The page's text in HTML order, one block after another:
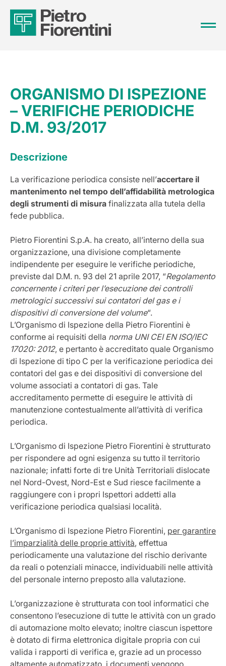
ORGANISMO DI ISPEZIONE
– VERIFICHE PERIODICHE
D.M. 93/2017
Descrizione
La verificazione periodica consiste nell’accertare il
mantenimento nel tempo dell’affidabilità metrologica
degli strumenti di misura finalizzata alla tutela della
fede pubblica.
Pietro Fiorentini S.p.A. ha creato, all’interno della sua
organizzazione, una divisione completamente
indipendente per eseguire le verifiche periodiche,
previste dal D.M. n. 93 del 21 aprile 2017, “Regolamento
concernente i criteri per l’esecuzione dei controlli
metrologici successivi sui contatori del gas e i
dispositivi di conversione del volume“.
L’Organismo di Ispezione della Pietro Fiorentini è
conforme ai requisiti della norma UNI CEI EN ISO/IEC
17020: 2012, e pertanto è accreditato quale Organismo
di Ispezione di tipo C per la verificazione periodica dei
contatori del gas e dei dispositivi di conversione del
volume associati a contatori di gas. Tale
accreditamento permette di eseguire le attività di
manutenzione contestualmente all’attività di verifica
periodica.
L’Organismo di Ispezione Pietro Fiorentini è strutturato
per rispondere ad ogni esigenza su tutto il territorio
nazionale; infatti forte di tre Unità Territoriali dislocate
nel Nord-Ovest, Nord-Est e Sud riesce facilmente a
raggiungere con i propri Ispettori addetti alla
verificazione periodica qualsiasi località.
L’Organismo di Ispezione Pietro Fiorentini, per garantire
l’imparzialità delle proprie attività, effettua
periodicamente una valutazione del rischio derivante
da reali o potenziali minacce, individuabili nelle attività
del personale interno preposto alla valutazione.
L’organizzazione è strutturata con tool informatici che
consentono l’esecuzione di tutte le attività con un grado
di automazione molto elevato; inoltre ciascun ispettore
è dotato di firma elettronica digitale propria con cui
valida i rapporti di verifica e, grazie ad un processo
altamente automatizzato, i documenti vengono